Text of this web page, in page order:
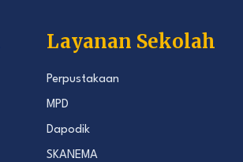
Layanan Sekolah
Perpustakaan
MPD
Dapodik
SKANEMA